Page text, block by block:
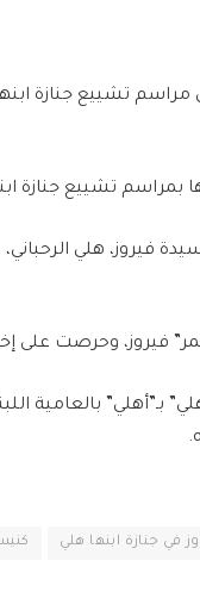
مراسم تشييع جنازة
بمراسم تشييع جنازة
فيروز، وحرصت على
بـ”أهلي” بالعامية
في جنازة ابنها هلي